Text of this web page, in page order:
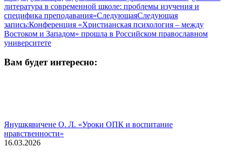
литература в современной школе: проблемы изучения и
специфика преподавания»СледующаяСледующая
запись:Конференция «Христианская психология – между
Востоком и Западом» прошла в Российском православном
университете
Вам будет интересно:
Янушкявичене О. Л. «Уроки ОПК и воспитание
нравственности»
16.03.2026